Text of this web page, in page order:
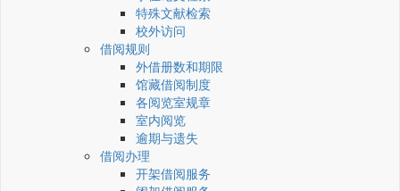
特殊文献检索
校外访问
借阅规则
外借册数和期限
馆藏借阅制度
各阅览室规章
室内阅览
逾期与遗失
借阅办理
开架借阅服务